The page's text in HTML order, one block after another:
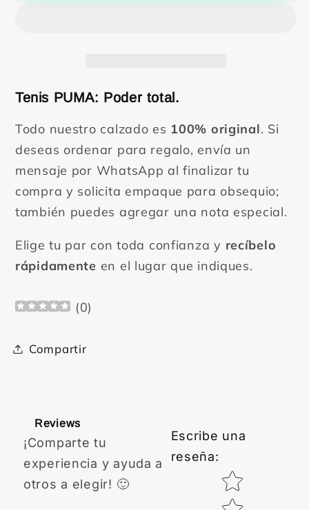
Tenis PUMA: Poder total.
Todo nuestro calzado es 100% original. Si
deseas ordenar para regalo, envía un
mensaje por WhatsApp al finalizar tu
compra y solicita empaque para obsequio;
también puedes agregar una nota especial.
Elige tu par con toda confianza y recíbelo
rápidamente en el lugar que indiques.
(0)
Compartir
Reviews
¡Comparte tu
experiencia y ayuda a
otros a elegir! 🙂
Escribe una
reseña:
Star rating